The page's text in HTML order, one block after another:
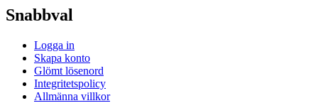
Snabbval
Logga in
Skapa konto
Glömt lösenord
Integritetspolicy
Allmänna villkor